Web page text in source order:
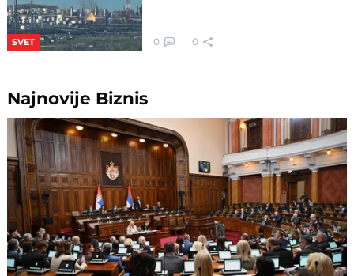
SVET 0 0
Najnovije Biznis